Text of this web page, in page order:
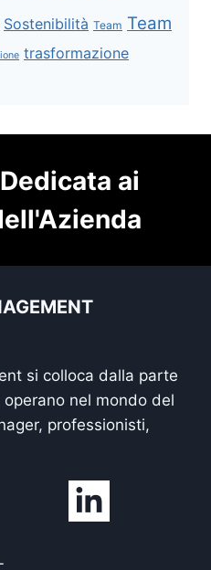
Sostenibilità Team Team
trasformazione
ai
si colloca dalla parte
nel mondo del
professionisti,